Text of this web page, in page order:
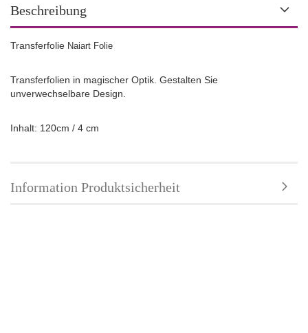
Beschreibung
Transferfolie Naiart Folie
Transferfolien in magischer Optik. Gestalten Sie
unverwechselbare Design.
Inhalt: 120cm / 4 cm
Information Produktsicherheit